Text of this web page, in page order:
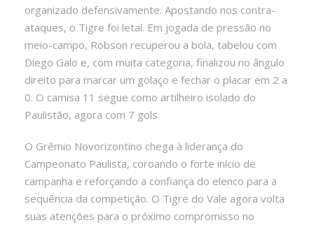
organizado defensivamente. Apostando nos contra-
ataques, o Tigre foi letal. Em jogada de pressão no
meio-campo, Robson recuperou a bola, tabelou com
Diego Galo e, com muita categoria, finalizou no ângulo
direito para marcar um golaço e fechar o placar em 2 a
0. O camisa 11 segue como artilheiro isolado do
Paulistão, agora com 7 gols.
O Grêmio Novorizontino chega à liderança do
Campeonato Paulista, coroando o forte início de
campanha e reforçando a confiança do elenco para a
sequência da competição. O Tigre do Vale agora volta
suas atenções para o próximo compromisso no